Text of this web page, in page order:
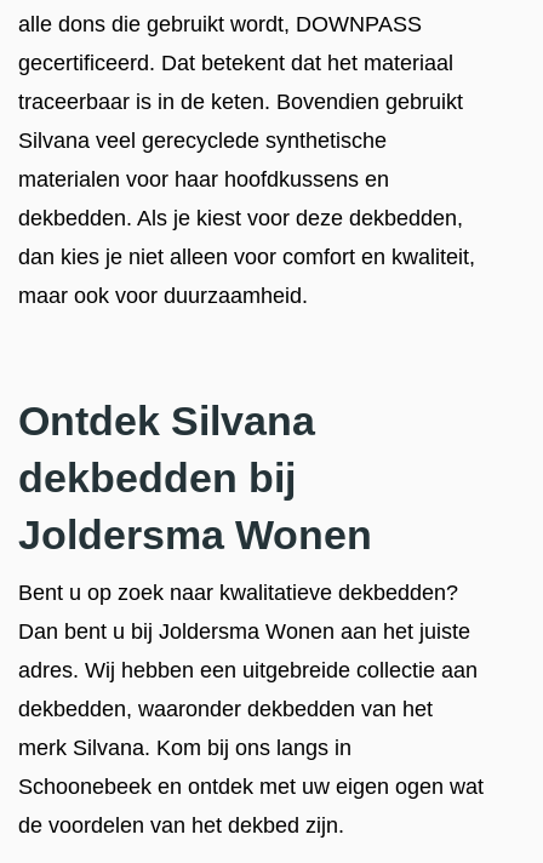
alle dons die gebruikt wordt, DOWNPASS
gecertificeerd. Dat betekent dat het materiaal
traceerbaar is in de keten. Bovendien gebruikt
Silvana veel gerecyclede synthetische
materialen voor haar hoofdkussens en
dekbedden. Als je kiest voor deze dekbedden,
dan kies je niet alleen voor comfort en kwaliteit,
maar ook voor duurzaamheid.
Ontdek Silvana
dekbedden bij
Joldersma Wonen
Bent u op zoek naar kwalitatieve dekbedden?
Dan bent u bij Joldersma Wonen aan het juiste
adres. Wij hebben een uitgebreide collectie aan
dekbedden, waaronder dekbedden van het
merk Silvana. Kom bij ons langs in
Schoonebeek en ontdek met uw eigen ogen wat
de voordelen van het dekbed zijn.